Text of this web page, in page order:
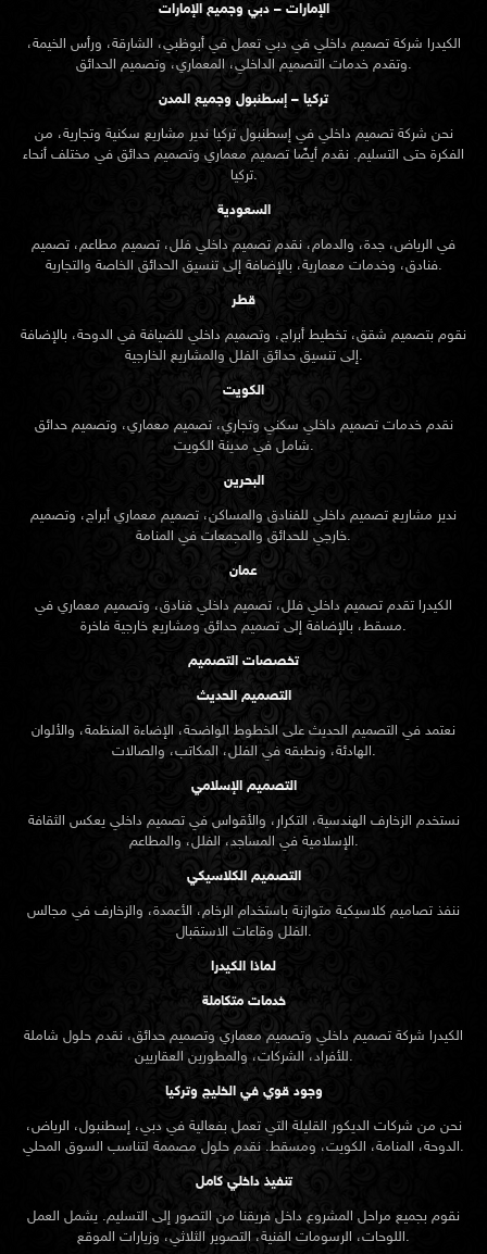
الإمارات – دبي وجميع الإمارات
الكيدرا شركة تصميم داخلي في دبي تعمل في أبوظبي، الشارقة، ورأس الخيمة،
وتقدم خدمات التصميم الداخلي، المعماري، وتصميم الحدائق.
تركيا – إسطنبول وجميع المدن
نحن شركة تصميم داخلي في إسطنبول تركيا ندير مشاريع سكنية وتجارية، من
الفكرة حتى التسليم. نقدم أيضًا تصميم معماري وتصميم حدائق في مختلف أنحاء
تركيا.
السعودية
في الرياض، جدة، والدمام، نقدم تصميم داخلي فلل، تصميم مطاعم، تصميم
فنادق، وخدمات معمارية، بالإضافة إلى تنسيق الحدائق الخاصة والتجارية.
قطر
نقوم بتصميم شقق، تخطيط أبراج، وتصميم داخلي للضيافة في الدوحة، بالإضافة
إلى تنسيق حدائق الفلل والمشاريع الخارجية.
الكويت
نقدم خدمات تصميم داخلي سكني وتجاري، تصميم معماري، وتصميم حدائق
شامل في مدينة الكويت.
البحرين
ندير مشاريع تصميم داخلي للفنادق والمساكن، تصميم معماري أبراج، وتصميم
خارجي للحدائق والمجمعات في المنامة.
عمان
الكيدرا تقدم تصميم داخلي فلل، تصميم داخلي فنادق، وتصميم معماري في
مسقط، بالإضافة إلى تصميم حدائق ومشاريع خارجية فاخرة.
تخصصات التصميم
التصميم الحديث
نعتمد في التصميم الحديث على الخطوط الواضحة، الإضاءة المنظمة، والألوان
الهادئة، ونطبقه في الفلل، المكاتب، والصالات.
التصميم الإسلامي
نستخدم الزخارف الهندسية، التكرار، والأقواس في تصميم داخلي يعكس الثقافة
الإسلامية في المساجد، الفلل، والمطاعم.
التصميم الكلاسيكي
ننفذ تصاميم كلاسيكية متوازنة باستخدام الرخام، الأعمدة، والزخارف في مجالس
الفلل وقاعات الاستقبال.
لماذا الكيدرا
خدمات متكاملة
الكيدرا شركة تصميم داخلي وتصميم معماري وتصميم حدائق، نقدم حلول شاملة
للأفراد، الشركات، والمطورين العقاريين.
وجود قوي في الخليج وتركيا
نحن من شركات الديكور القليلة التي تعمل بفعالية في دبي، إسطنبول، الرياض،
الدوحة، المنامة، الكويت، ومسقط. نقدم حلول مصممة لتناسب السوق المحلي.
تنفيذ داخلي كامل
نقوم بجميع مراحل المشروع داخل فريقنا من التصور إلى التسليم. يشمل العمل
اللوحات، الرسومات الفنية، التصوير الثلاثي، وزيارات الموقع.